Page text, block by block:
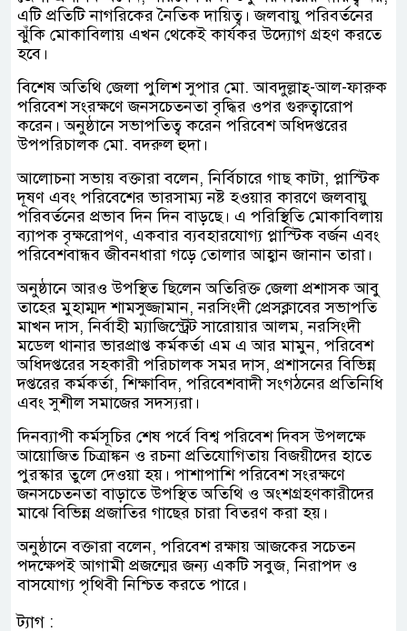
এটি প্রতিটি নাগরিকের নৈতিক দায়িত্ব। জলবায়ু পরিবর্তনের
ঝুঁকি মোকাবিলায় এখন থেকেই কার্যকর উদ্যোগ গ্রহণ করতে
হবে।
বিশেষ অতিথি জেলা পুলিশ সুপার মো. আবদুল্লাহ্-আল-ফারুক
পরিবেশ সংরক্ষণে জনসচেতনতা বৃদ্ধির ওপর গুরুত্বারোপ
করেন। অনুষ্ঠানে সভাপতিত্ব করেন পরিবেশ অধিদপ্তরের
উপপরিচালক মো. বদরুল হুদা।
আলোচনা সভায় বক্তারা বলেন, নির্বিচারে গাছ কাটা, প্লাস্টিক
দূষণ এবং পরিবেশের ভারসাম্য নষ্ট হওয়ার কারণে জলবায়ু
পরিবর্তনের প্রভাব দিন দিন বাড়ছে। এ পরিস্থিতি মোকাবিলায়
ব্যাপক বৃক্ষরোপণ, একবার ব্যবহারযোগ্য প্লাস্টিক বর্জন এবং
পরিবেশবান্ধব জীবনধারা গড়ে তোলার আহ্বান জানান তারা।
অনুষ্ঠানে আরও উপস্থিত ছিলেন অতিরিক্ত জেলা প্রশাসক আবু
তাহের মুহাম্মদ শামসুজ্জামান, নরসিংদী প্রেসক্লাবের সভাপতি
মাখন দাস, নির্বাহী ম্যাজিস্ট্রেট সারোয়ার আলম, নরসিংদী
মডেল থানার ভারপ্রাপ্ত কর্মকর্তা এম এ আর মামুন, পরিবেশ
অধিদপ্তরের সহকারী পরিচালক সমর দাস, প্রশাসনের বিভিন্ন
দপ্তরের কর্মকর্তা, শিক্ষাবিদ, পরিবেশবাদী সংগঠনের প্রতিনিধি
এবং সুশীল সমাজের সদস্যরা।
দিনব্যাপী কর্মসূচির শেষ পর্বে বিশ্ব পরিবেশ দিবস উপলক্ষে
আয়োজিত চিত্রাঙ্কন ও রচনা প্রতিযোগিতায় বিজয়ীদের হাতে
পুরস্কার তুলে দেওয়া হয়। পাশাপাশি পরিবেশ সংরক্ষণে
জনসচেতনতা বাড়াতে উপস্থিত অতিথি ও অংশগ্রহণকারীদের
মাঝে বিভিন্ন প্রজাতির গাছের চারা বিতরণ করা হয়।
অনুষ্ঠানে বক্তারা বলেন, পরিবেশ রক্ষায় আজকের সচেতন
পদক্ষেপই আগামী প্রজন্মের জন্য একটি সবুজ, নিরাপদ ও
বাসযোগ্য পৃথিবী নিশ্চিত করতে পারে।
ট্যাগ :